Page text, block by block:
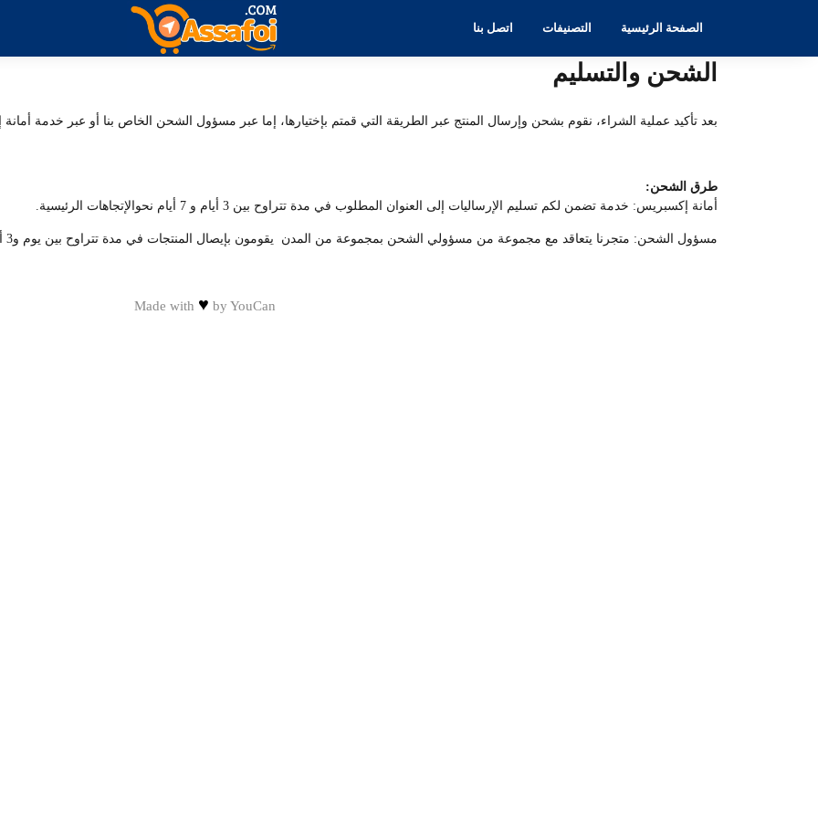
الصفحة الرئيسية التصنيفات اتصل بنا
الشحن والتسليم
بعد تأكيد عملية الشراء، نقوم بشحن وإرسال المنتج عبر الطريقة التي قمتم بإختيارها، إما عبر مسؤول الشحن الخاص بنا أو عبر خدمة
طرق الشحن:
أمانة إكسبريس: خدمة تضمن لكم تسليم الإرساليات إلى العنوان المطلوب في مدة تتراوح بين 3 أيام و 7 أيام نحوالإتجاهات الرئيسية.
مسؤول الشحن: متجرنا يتعاقد مع مجموعة من مسؤولي الشحن بمجموعة من المدن يقومون بإيصال المنتجات في مدة تتراوح بين يوم و3 أيام
Made with ♥ by YouCan